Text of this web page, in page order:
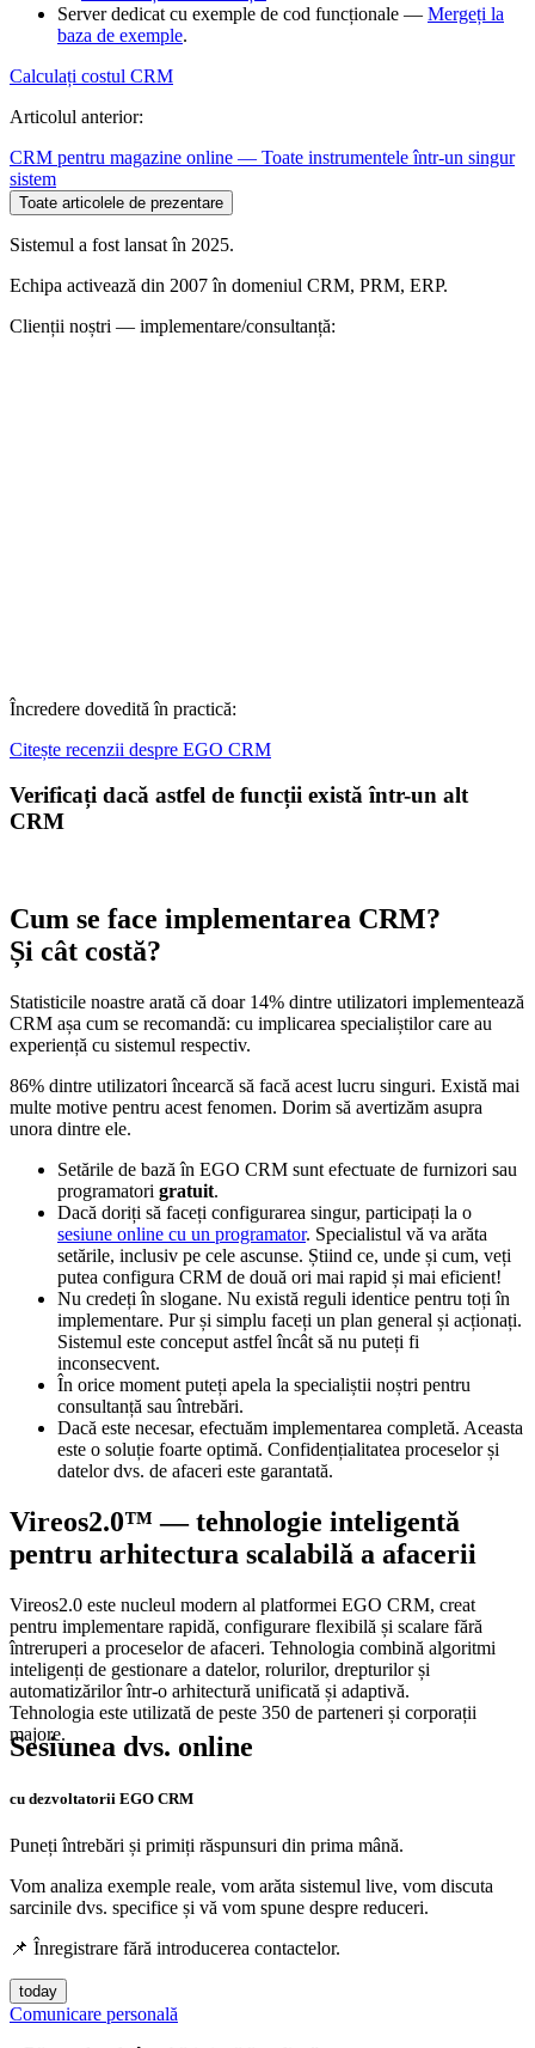
Server dedicat cu exemple de cod funcționale — Mergeți la
baza de exemple.
Calculați costul CRM
Articolul anterior:
CRM pentru magazine online — Toate instrumentele într-un singur
sistem
Toate articolele de prezentare
Sistemul a fost lansat în 2025.
Echipa activează din 2007 în domeniul CRM, PRM, ERP.
Clienții noștri — implementare/consultanță:
Încredere dovedită în practică:
Citește recenzii despre EGO CRM
Verificați dacă astfel de funcții există într-un alt
CRM
Cum se face implementarea CRM?
Și cât costă?
Statisticile noastre arată că doar 14% dintre utilizatori implementează
CRM așa cum se recomandă: cu implicarea specialiștilor care au
experiență cu sistemul respectiv.
86% dintre utilizatori încearcă să facă acest lucru singuri. Există mai
multe motive pentru acest fenomen. Dorim să avertizăm asupra
unora dintre ele.
Setările de bază în EGO CRM sunt efectuate de furnizori sau
programatori gratuit.
Dacă doriți să faceți configurarea singur, participați la o
sesiune online cu un programator. Specialistul vă va arăta
setările, inclusiv pe cele ascunse. Știind ce, unde și cum, veți
putea configura CRM de două ori mai rapid și mai eficient!
Nu credeți în slogane. Nu există reguli identice pentru toți în
implementare. Pur și simplu faceți un plan general și acționați.
Sistemul este conceput astfel încât să nu puteți fi
inconsecvent.
În orice moment puteți apela la specialiștii noștri pentru
consultanță sau întrebări.
Dacă este necesar, efectuăm implementarea completă. Aceasta
este o soluție foarte optimă. Confidențialitatea proceselor și
datelor dvs. de afaceri este garantată.
Vireos2.0™ — tehnologie inteligentă
pentru arhitectura scalabilă a afacerii
Vireos2.0 este nucleul modern al platformei EGO CRM, creat
pentru implementare rapidă, configurare flexibilă și scalare fără
întreruperi a proceselor de afaceri. Tehnologia combină algoritmi
inteligenți de gestionare a datelor, rolurilor, drepturilor și
automatizărilor într-o arhitectură unificată și adaptivă.
Tehnologia este utilizată de peste 350 de parteneri și corporații
majore.
Sesiunea dvs. online
cu dezvoltatorii EGO CRM
Puneți întrebări și primiți răspunsuri din prima mână.
Vom analiza exemple reale, vom arăta sistemul live, vom discuta
sarcinile dvs. specifice și vă vom spune despre reduceri.
📌 Înregistrare fără introducerea contactelor.
today
Comunicare personală